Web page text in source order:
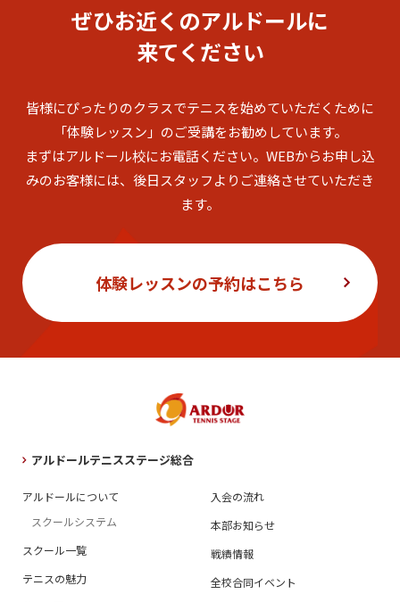
ぜひお近くのアルドールに
来てください
皆様にぴったりのクラスでテニスを始めていただくために
「体験レッスン」のご受講をお勧めしています。
まずはアルドール校にお電話ください。 WEBからお申し込
みのお客様には、後日スタッフよりご連絡させていただき
ます。
体験レッスンの予約はこちら
アルドールテニスステージ総合
アルドールについて
スクールシステム
スクール一覧
テニスの魅力
入会の流れ
本部お知らせ
戦績情報
全校合同イベント